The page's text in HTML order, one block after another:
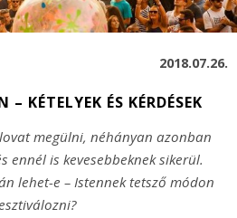
2018.07.26.
– KÉTELYEK ÉS KÉRDÉSEK
megülni, néhányan azonban
ennél is kevesebbeknek sikerül.
lehet-e – Istennek tetsző módon